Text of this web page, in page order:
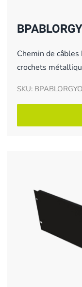
Chemin de
crochets
SKU: